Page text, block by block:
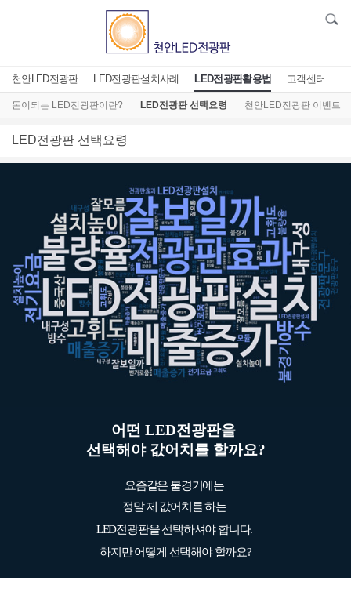
천안LED전광판 LED전광판설치사례 LED전광판활용법 고객센터
돈이되는 LED전광판이란? LED전광판 선택요령 천안LED전광판 이벤트
LED전광판 선택요령
어떤 LED전광판을
선택해야 값어치를 할까요?
요즘같은 불경기에는
정말 제 값어치를 하는
LED전광판을 선택하셔야 합니다.
하지만 어떻게 선택해야 할까요?